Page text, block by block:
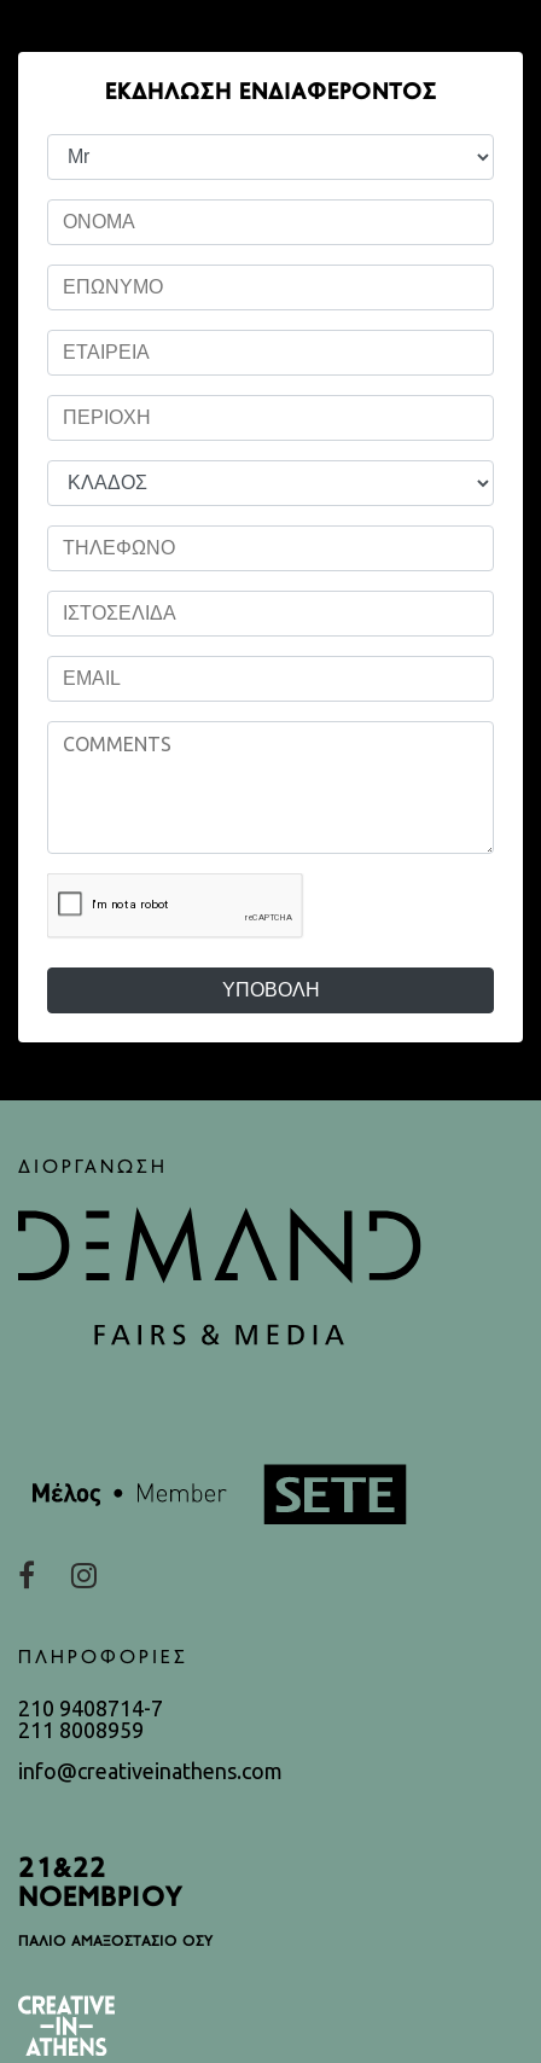
ΕΚΔΉΛΩΣΗ ΕΝΔΙΑΦΈΡΟΝΤΟΣ
ΥΠΟΒΟΛΉ
ΔΙΟΡΓΑΝΩΣΗ
ΠΛΗΡΟΦΟΡΙΕΣ
210 9408714-7
211 8008959
info@creativeinathens.com
21&22
ΝΟΕΜΒΡΙΟΥ
ΠΑΛΙΟ ΑΜΑΞΟΣΤΑΣΙΟ ΟΣΥ